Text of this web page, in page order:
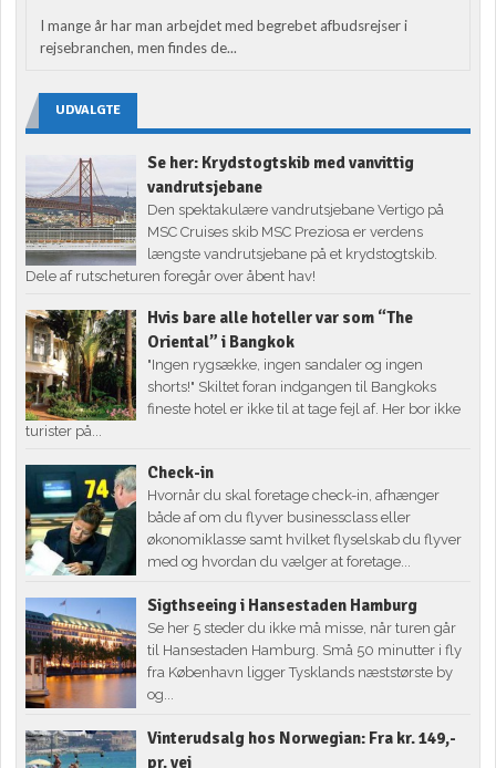
I mange år har man arbejdet med begrebet afbudsrejser i
rejsebranchen, men findes de...
UDVALGTE
Se her: Krydstogtskib med vanvittig
vandrutsjebane
Den spektakulære vandrutsjebane Vertigo på
MSC Cruises skib MSC Preziosa er verdens
længste vandrutsjebane på et krydstogtskib.
Dele af rutscheturen foregår over åbent hav!
Hvis bare alle hoteller var som “The
Oriental” i Bangkok
"Ingen rygsække, ingen sandaler og ingen
shorts!" Skiltet foran indgangen til Bangkoks
fineste hotel er ikke til at tage fejl af. Her bor ikke
turister på...
Check-in
Hvornår du skal foretage check-in, afhænger
både af om du flyver businessclass eller
økonomiklasse samt hvilket flyselskab du flyver
med og hvordan du vælger at foretage...
Sigthseeing i Hansestaden Hamburg
Se her 5 steder du ikke må misse, når turen går
til Hansestaden Hamburg. Små 50 minutter i fly
fra København ligger Tysklands næststørste by
og...
Vinterudsalg hos Norwegian: Fra kr. 149,-
pr. vej